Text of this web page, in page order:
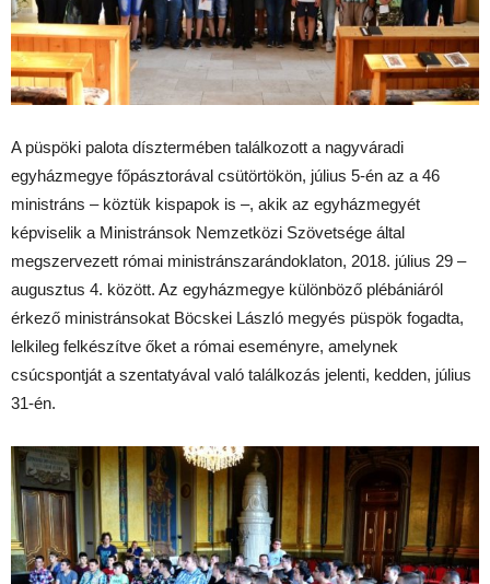
A püspöki palota dísztermében találkozott a nagyváradi
egyházmegye főpásztorával csütörtökön, július 5-én az a 46
ministráns – köztük kispapok is –, akik az egyházmegyét
képviselik a Ministránsok Nemzetközi Szövetsége által
megszervezett római ministránszarándoklaton, 2018. július 29 –
augusztus 4. között. Az egyházmegye különböző plébániáról
érkező ministránsokat Böcskei László megyés püspök fogadta,
lelkileg felkészítve őket a római eseményre, amelynek
csúcspontját a szentatyával való találkozás jelenti, kedden, július
31-én.